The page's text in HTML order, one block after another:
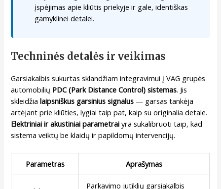
įspėjimas apie kliūtis priekyje ir gale, identiškas
gamyklinei detalei.
Techninės detalės ir veikimas
Garsiakalbis sukurtas sklandžiam integravimui į VAG grupės
automobilių PDC (Park Distance Control) sistemas. Jis
skleidžialaipsniškus garsinius signalus — garsas tankėja
artėjant prie kliūties, lygiai taip pat, kaip su originalia detale.
Elektriniai ir akustiniai parametrai yra sukalibruoti taip, kad
sistema veiktų be klaidų ir papildomų intervencijų.
Parametras Aprašymas
Parkavimo jutiklių garsiakalbis